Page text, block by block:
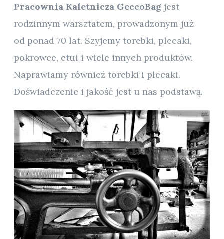
Pracownia Kaletnicza GeccoBagjest
rodzinnym warsztatem, prowadzonym już
od ponad 70 lat. Szyjemy torebki, plecaki,
pokrowce, etui i wiele innych produktów.
Naprawiamy również torebki i plecaki.
Doświadczenie i jakość jest u nas podstawą.